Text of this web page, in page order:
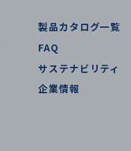
製品カタログ一覧
FAQ
サステナビリティ
企業情報